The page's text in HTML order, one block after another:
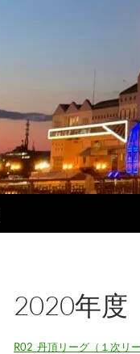
2020年
R02_丹頂リーグ（１次リ